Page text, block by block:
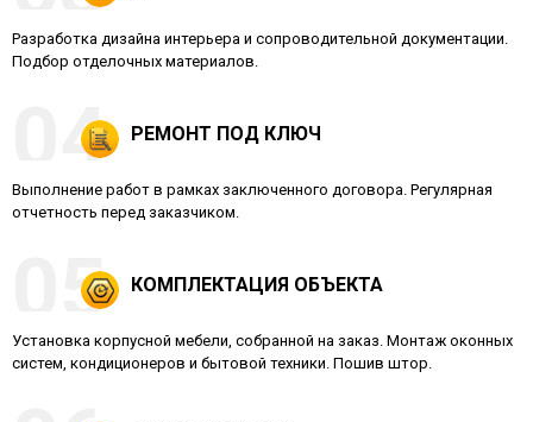
Разработка дизайна интерьера и сопроводительной документации.
Подбор отделочных материалов.
РЕМОНТ ПОД КЛЮЧ
Выполнение работ в рамках заключенного договора. Регулярная
отчетность перед заказчиком.
КОМПЛЕКТАЦИЯ ОБЪЕКТА
Установка корпусной мебели, собранной на заказ. Монтаж оконных
систем, кондиционеров и бытовой техники. Пошив штор.